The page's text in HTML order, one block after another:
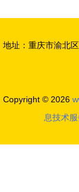
地址：重庆市渝北
Copyright © 2026
息技术